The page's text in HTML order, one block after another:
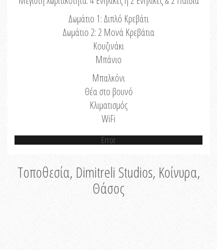
Δωμάτιο 1: Διπλό Κρεβάτι
Δωμάτιο 2: 2 Μονά Κρεβάτια
Κουζινάκι
Μπάνιο
Μπαλκόνι
Θέα στο βουνό
Κλιματισμός
WiFi
Error
Τοποθεσία, Dimitreli Studios, Κοίνυρα,
Θάσος